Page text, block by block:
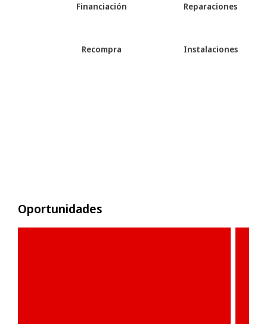
Financiación Reparaciones
Recompra Instalaciones
Oportunidades